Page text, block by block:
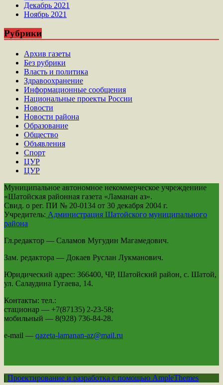
Декабрь 2021
Ноябрь 2021
Рубрики
Архив газеты
Без рубрики
Власть и политика
Здравоохранение
Информационные сообщения
Национальные проекты России
Новости
Новости района
Образование
Общество
Объявления
Спорт
ЦУР
ЦУР
Муниципальное автономное некоммерческое учреждениие
«Шатойская районная газета «Ламанан аз».
Свид. о рег. ПИ № 20-0134 от 30 декабря 2004 г.
Учредитель: Администрация Шатойского муниципального
района
Гл.редактор — Саламов Мугудин Магамедович.
Зам. редактора — Докаев Руслан Лукманович.
Юридический адрес: 366400, ЧР, Шатойский район, с. Шатой,
ул. Салаудина Гугаева, 14.
Контакты: тел.:
стационар — +7(87135) 2-23-58;
мобильный — 8(928) 736-84-28.
e-mail — qazeta-lamanan-az@mail.ru
| Проектирование и разработка с помощью AmpleThemes